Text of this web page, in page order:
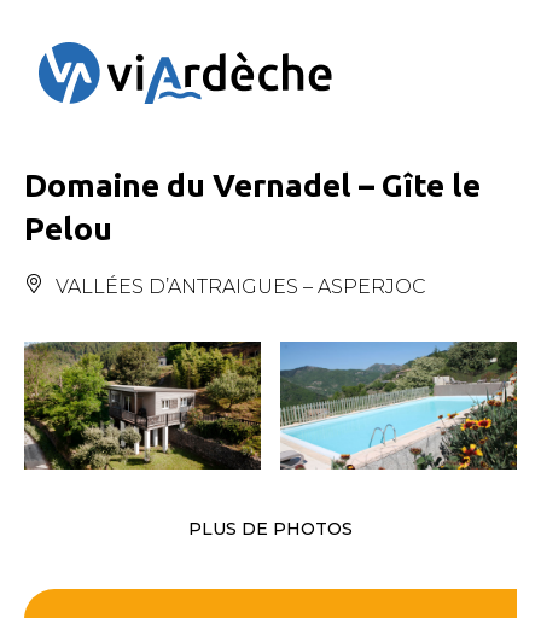
Domaine du Vernadel – Gîte le
Pelou
VALLÉES D’ANTRAIGUES – ASPERJOC
PLUS DE PHOTOS